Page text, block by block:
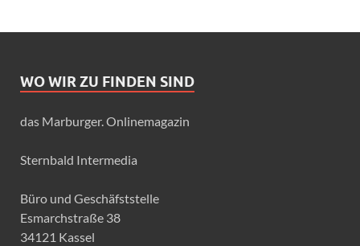
WO WIR ZU FINDEN SIND
das Marburger. Onlinemagazin
Sternbald Intermedia
Büro und Geschäfststelle
Esmarchstraße 38
34121 Kassel